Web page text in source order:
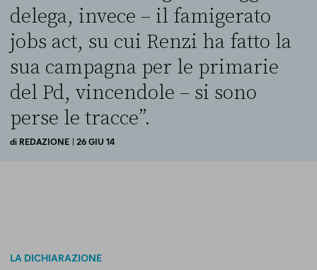
delega, invece – il famigerato
jobs act, su cui Renzi ha fatto la
sua campagna per le primarie
del Pd, vincendole – si sono
perse le tracce”.
di REDAZIONE | 26 GIU 14
LA DICHIARAZIONE